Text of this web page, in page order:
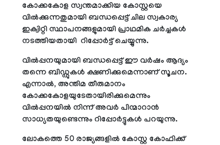
കോക്കകോള സ്വന്തമാക്കിയ കോസ്റ്റയെ
വിൽക്കുന്നതുമായി ബന്ധപ്പെട്ട് ചില സ്വകാര്യ
ഇക്വിറ്റി സ്ഥാപനങ്ങളുമായി പ്രാഥമിക ചർച്ചകൾ
നടത്തിയതായി റിപ്പോർട്ട് ചെയ്യുന്നു.
വിൽപ്പനയുമായി ബന്ധപ്പെട്ട് ഈ വർഷം ആദ്യം
തന്നെ ബിഡ്ഡുകൾ ക്ഷണിക്കുമെന്നാണ് സൂചന.
എന്നാൽ, അന്തിമ തീരുമാനം
കോക്കകോളയുടേതായിരിക്കുമെന്നും
വിൽപ്പനയിൽ നിന്ന് അവർ പിന്മാറാൻ
സാധ്യതയുണ്ടെന്നും റിപ്പോർട്ടുകൾ പറയുന്നു.
ലോകത്തെ 50 രാജ്യങ്ങളിൽ കോസ്റ്റ കോഫിക്ക്